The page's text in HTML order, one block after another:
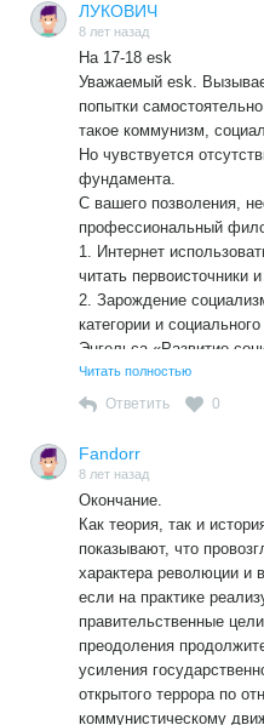
ЛУКОВИЧ
8 лет назад
На 17-18 esk
Уважаемый esk.
попытки
такое коммунизм,
Но чувствуется
фундамента.
С вашего позволения,
профессиональный
1. Интернет
читать первоисточники
2. Зарождение
категории и
Энгельса «Развитие
Лучше до сих пор не
языком.
(!!!)год. раздел
сложности понимания.
еще не преодолели его
4. В «Манифесте»
направление,
сущность социализма
5. «Обновленный
термин. Такого явления
Пустой лозунг, не
там у китайцев —
когда ее там нет.
Читать полностью
Ответить 0
Fandorr
8 лет назад
Окончание.
Как теория, так и
показывают, что
характера революции и
если на практике
правительственные
преодоления
усиления
открытого террора по
коммунистическому